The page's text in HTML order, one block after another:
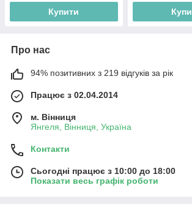
Купити
Про нас
94% позитивних з 219 відгуків за рік
Працює з 02.04.2014
м. Вінниця
Янгеля, Вінниця, Україна
Контакти
Сьогодні працює з 10:00 до 18:00
Показати весь графік роботи